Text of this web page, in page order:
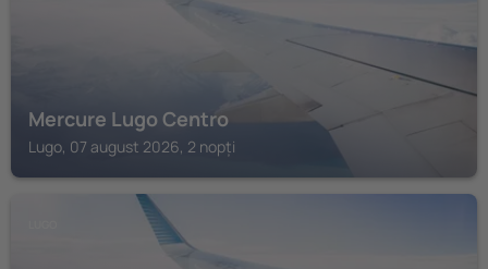
Mercure Lugo Centro
Lugo, 07 august 2026, 2 nopți